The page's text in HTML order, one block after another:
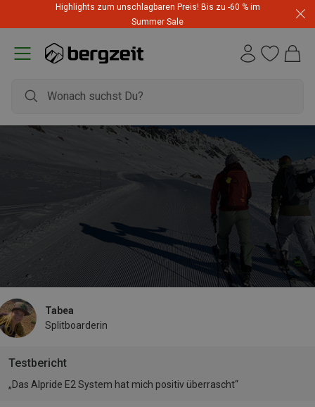
Highlights zum unschlagbaren Preis! Bis zu -60 % im
Summer Sale
Testbericht
Tabea
Splitboarderin
„Das Alpride E2 System hat mich positiv überrascht“